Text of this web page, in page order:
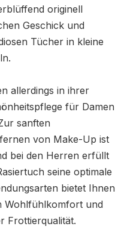
originell
Geschick und
Tücher in kleine
allerdings in ihrer
für Damen
sanften
von Make-Up ist
bei den Herren erfüllt
seine optimale
bietet Ihnen
Wohlfühlkomfort und
Frottierqualität.